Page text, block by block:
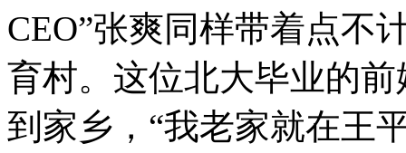
CEO”张爽同样带着点不
育村。这位北大毕业的
到家乡，“我老家就在王